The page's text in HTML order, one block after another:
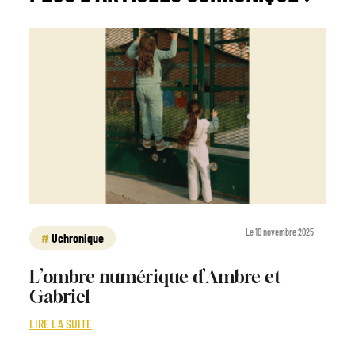
Uchronique Le 10 novembre 2025
L’ombre numérique d’Ambre et
Gabriel
LIRE LA SUITE